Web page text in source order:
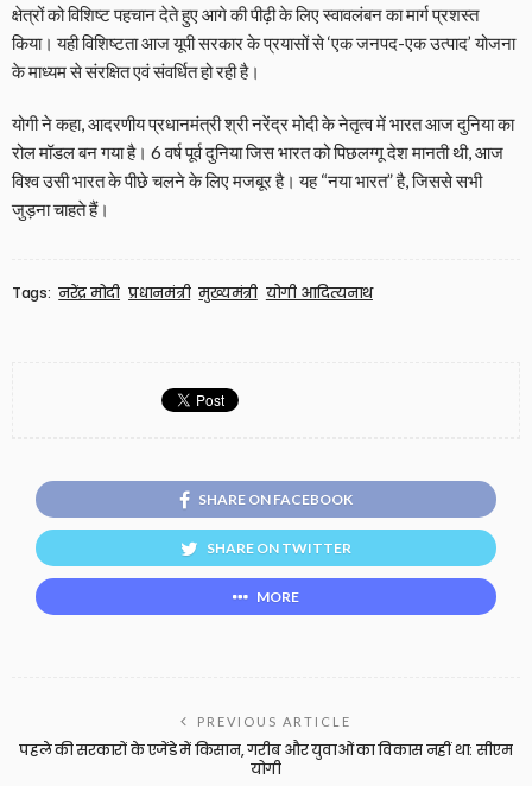
क्षेत्रों को विशिष्ट पहचान देते हुए आगे की पीढ़ी के लिए स्वावलंबन का मार्ग प्रशस्त
किया। यही विशिष्टता आज यूपी सरकार के प्रयासों से ‘एक जनपद-एक उत्पाद’ योजना
के माध्यम से संरक्षित एवं संवर्धित हो रही है।
योगी ने कहा, आदरणीय प्रधानमंत्री श्री नरेंद्र मोदी के नेतृत्व में भारत आज दुनिया का
रोल मॉडल बन गया है। 6 वर्ष पूर्व दुनिया जिस भारत को पिछलग्गू देश मानती थी, आज
विश्व उसी भारत के पीछे चलने के लिए मजबूर है। यह “नया भारत” है, जिससे सभी
जुड़ना चाहते हैं।
Tags: नरेंद्र मोदी प्रधानमंत्री मुख्यमंत्री योगी आदित्यनाथ
SHARE ON FACEBOOK
SHARE ON TWITTER
MORE
PREVIOUS ARTICLE
पहले की सरकारों के एजेंडे में किसान, गरीब और युवाओं का विकास नहीं था: सीएम
योगी